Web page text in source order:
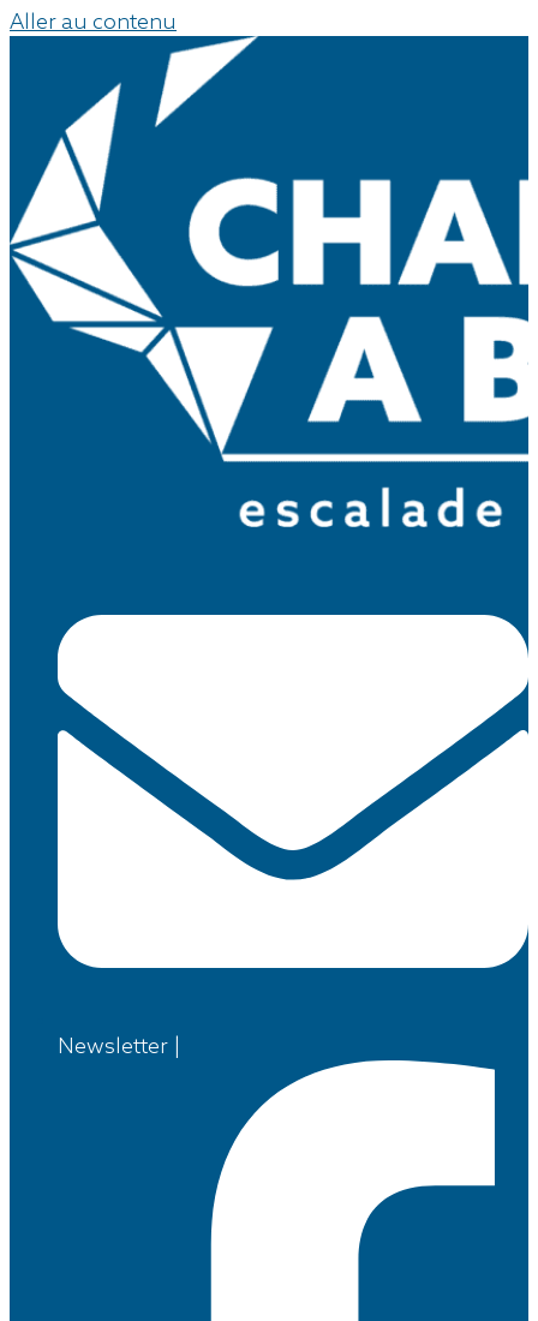
Aller au contenu
Newsletter |